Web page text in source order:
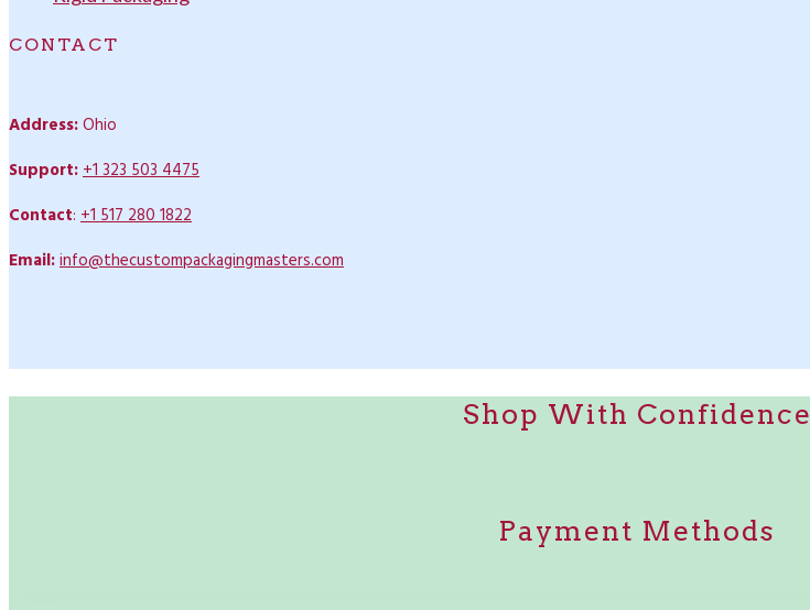
CONTACT
Address:Ohio
Support:+1 323 503 4475
Contact: +1 517 280 1822
Email:info@thecustompackagingmasters.com
Shop With Confidence
Payment Methods